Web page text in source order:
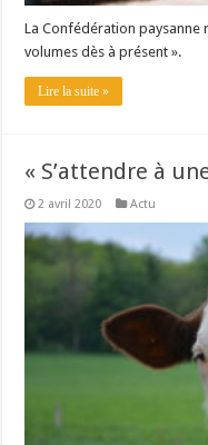
La Confédération
volumes dès à présent ».
Lire la suite »
« S’attendre à
2 avril 2020 Actu